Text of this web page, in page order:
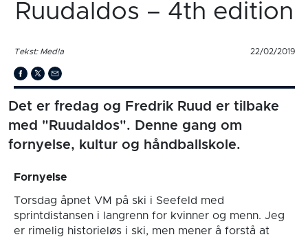
Ruudaldos – 4th edition
Tekst: Med!a 22/02/2019
Det er fredag og Fredrik Ruud er tilbake
med "Ruudaldos". Denne gang om
fornyelse, kultur og håndballskole.
Fornyelse
Torsdag åpnet VM på ski i Seefeld med
sprintdistansen i langrenn for kvinner og menn. Jeg
er rimelig historieløs i ski, men mener å forstå at